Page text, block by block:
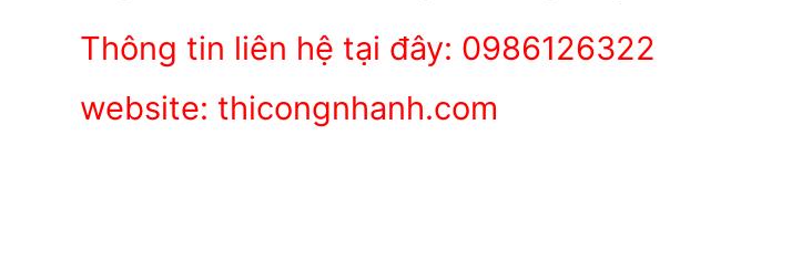
Thông tin liên hệ tại đây: 0986126322
website: thicongnhanh.com